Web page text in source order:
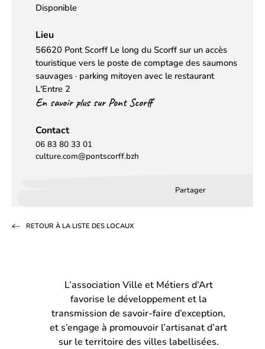
Disponible
Lieu
56620 Pont Scorff Le long du Scorff sur un accès
touristique vers le poste de comptage des saumons
sauvages · parking mitoyen avec le restaurant
L'Entre 2
En savoir plus sur Pont Scorff
Contact
06 83 80 33 01
culture.com@pontscorff.bzh
Partager
un
onglet)onglet)
RETOUR À LA LISTE DES LOCAUX
L’association Ville et Métiers d’Art
favorise le développement et la
transmission de savoir-faire d’exception,
et s’engage à promouvoir l’artisanat d’art
sur le territoire des villes labellisées.